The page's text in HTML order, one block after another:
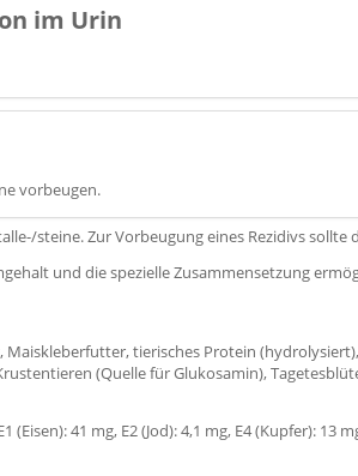
im Urin
vorbeugen.
steine. Zur Vorbeugung eines Rezidivs
und die spezielle Zusammensetzung
tierisches Protein
(Quelle für Glukosamin),
41 mg, E2 (Jod): 4,1 mg, E4 (Kupfer): 13